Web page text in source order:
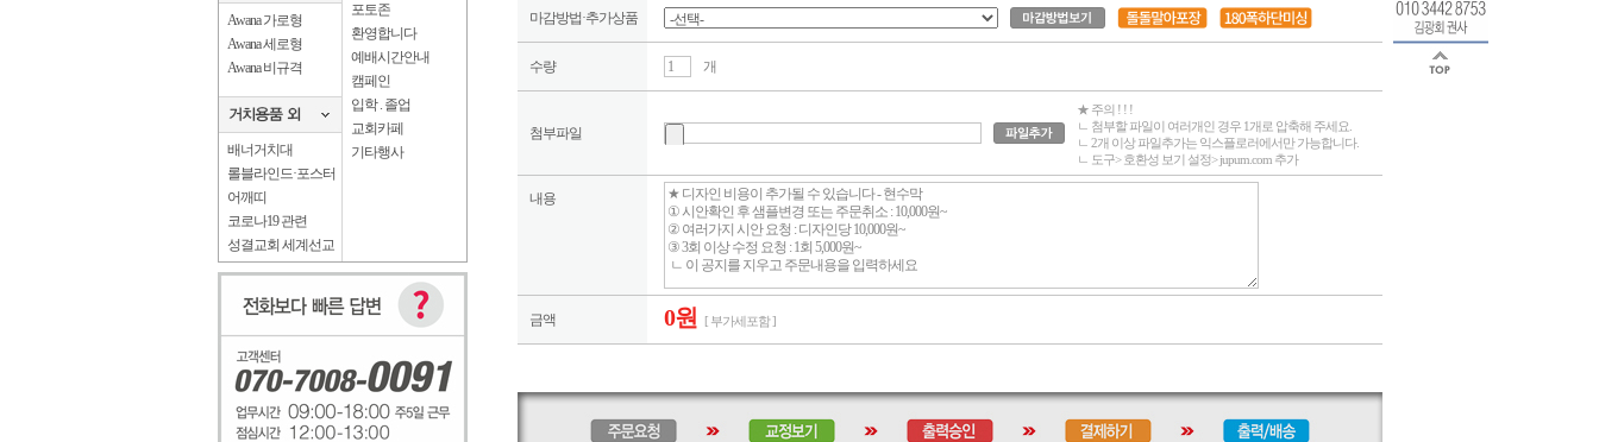
Awana 가로형
Awana 세로형
Awana 비규격
배너거치대
롤블라인드·포스터
어깨띠
코로나19 관련
성결교회 세계선교
포토존
환영합니다
예배시간안내
캠페인
입학 . 졸업
교회카페
기타행사
마감방법·추가상품
수량 개
첨부파일
★ 주의 ! ! !
ㄴ 첨부할 파일이 여러개인 경우 1개로 압축해 주세요.
ㄴ 2개 이상 파일추가는 익스플로러에서만 가능합니다.
ㄴ 도구> 호환성 보기 설정> jupum.com 추가
내용
금액 0원 [ 부가세포함 ]